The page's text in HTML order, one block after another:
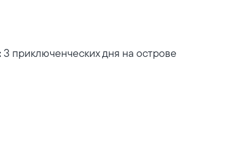
3 приключенческих дня на острове